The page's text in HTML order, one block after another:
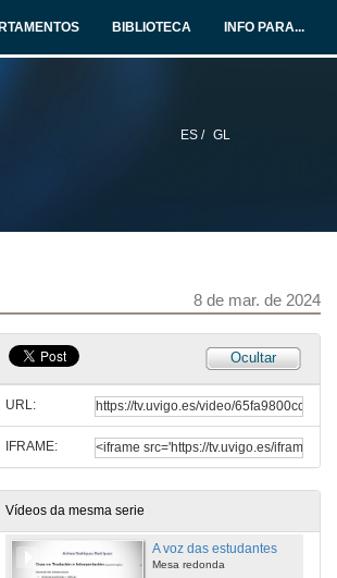
BIBLIOTECA INFO PARA...
ES / GL
8 de mar. de 2024
Ocultar
URL:
IFRAME:
Vídeos da mesma serie
Quenda de preguntas. Cita con outras literaturas I
7 de mar. de 2024
As engrenaxes do Libro I
Mesa redonda
Traducións e literaturas de premio
Mesa redonda
7 de mar. de 2024
A voz das estudantes
Mesa redonda